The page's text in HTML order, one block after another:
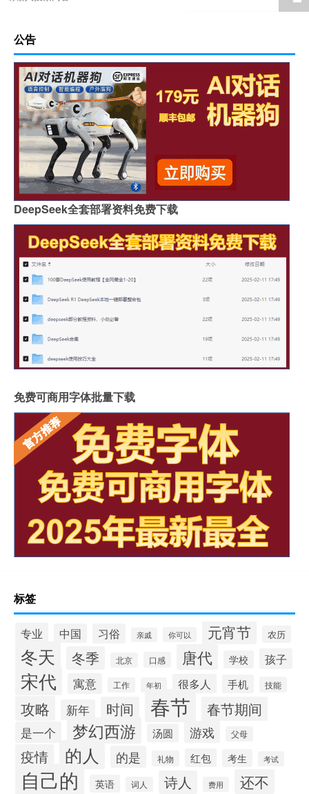
公告
DeepSeek全套部署资料免费下载
免费可商用字体批量下载
标签
专业 中国 习俗 亲戚 你可以 元宵节 农历
冬天 冬季 北京 口感 唐代 学校 孩子
宋代 寓意 工作 年初 很多人 手机 技能
攻略 新年 时间 春节 春节期间
是一个 梦幻西游 汤圆 游戏 父母
疫情 的人 的是 礼物 红包 考生 考试
自己的 英语 词人 诗人 费用 还不